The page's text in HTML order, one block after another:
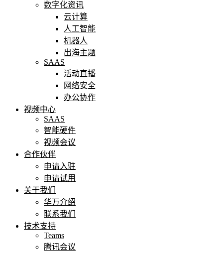
数字化资讯
云计算
人工智能
机器人
出海主题
SAAS
活动直播
网络安全
办公协作
视频中心
SAAS
智能硬件
视频会议
合作伙伴
申请入驻
申请试用
关于我们
华万介绍
联系我们
技术支持
Teams
腾讯会议